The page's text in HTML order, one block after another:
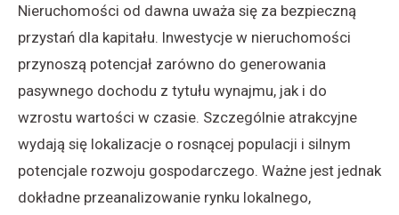
Nieruchomości od dawna uważa się za bezpieczną
przystań dla kapitału. Inwestycje w nieruchomości
przynoszą potencjał zarówno do generowania
pasywnego dochodu z tytułu wynajmu, jak i do
wzrostu wartości w czasie. Szczególnie atrakcyjne
wydają się lokalizacje o rosnącej populacji i silnym
potencjale rozwoju gospodarczego. Ważne jest jednak
dokładne przeanalizowanie rynku lokalnego,